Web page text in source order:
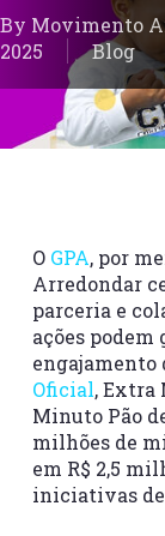
By Movimento
2025
Blog
O GPA, por
Arredondar
parceria e
ações podem
engajamento
Oficial, Extra
Minuto Pão
milhões de
em R$ 2,5
iniciativas de